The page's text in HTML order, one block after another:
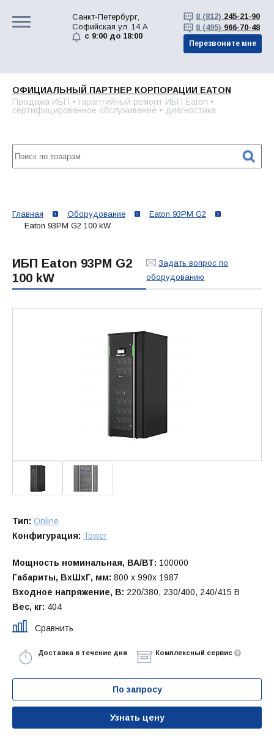
Санкт-Петербург,
Софийская ул. 14 А
с 9:00 до 18:00
8 (812) 245-21-90
8 (495) 966-70-48
Перезвоните мне
ОФИЦИАЛЬНЫЙ ПАРТНЕР КОРПОРАЦИИ EATON
Продажа ИБП • гарантийный ремонт ИБП Eaton •
сертифицированное обслуживание • диагностика
Главная Оборудование
Eaton 93PM G2
Eaton 93PM G2 100 kW
ИБП Eaton 93PM G2
100 kW
Задать вопрос по
оборудованию
Тип: Online
Конфигурация: Tower
Мощность номинальная, ВА/ВТ: 100000
Габариты, ВхШхГ, мм: 800 x 990x 1987
Входное напряжение, В: 220/380, 230/400, 240/415 В
Вес, кг: 404
Сравнить
Доставка в течение дня Комплексный сервис
По запросу
Узнать цену